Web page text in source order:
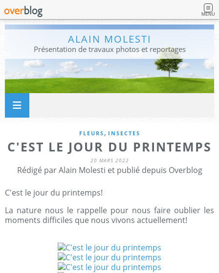
MENU
ALAIN MOLESTI
Présentation de travaux photos et reportages
FLEURS , INSECTES
C'EST LE JOUR DU PRINTEMPS
20 MARS 2022
Rédigé par Alain Molesti et publié depuis Overblog
C'est le jour du printemps!
La nature nous le rappelle pour nous faire oublier les
moments difficiles que nous vivons actuellement!